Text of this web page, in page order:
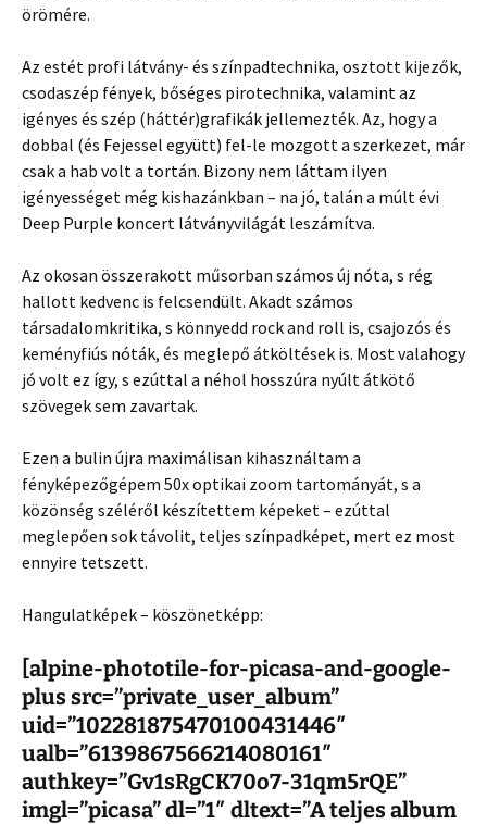
örömére.
Az estét profi látvány- és színpadtechnika, osztott kijezők,
csodaszép fények, bőséges pirotechnika, valamint az
igényes és szép (háttér)grafikák jellemezték. Az, hogy a
dobbal (és Fejessel együtt) fel-le mozgott a szerkezet, már
csak a hab volt a tortán. Bizony nem láttam ilyen
igényességet még kishazánkban – na jó, talán a múlt évi
Deep Purple koncert látványvilágát leszámítva.
Az okosan összerakott műsorban számos új nóta, s rég
hallott kedvenc is felcsendült. Akadt számos
társadalomkritika, s könnyedd rock and roll is, csajozós és
keményfiús nóták, és meglepő átköltések is. Most valahogy
jó volt ez így, s ezúttal a néhol hosszúra nyúlt átkötő
szövegek sem zavartak.
Ezen a bulin újra maximálisan kihasználtam a
fényképezőgépem 50x optikai zoom tartományát, s a
közönség széléről készítettem képeket – ezúttal
meglepően sok távolit, teljes színpadképet, mert ez most
ennyire tetszett.
Hangulatképek – köszönetképp:
[alpine-phototile-for-picasa-and-google-
plus src=”private_user_album”
uid=”102281875470100431446″
ualb=”6139867566214080161″
authkey=”Gv1sRgCK70o7-31qm5rQE”
imgl=”picasa” dl=”1″ dltext=”A teljes album